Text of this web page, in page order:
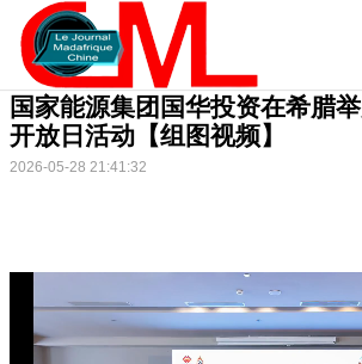
国家能源集团国华投资在希腊
开放日活动【组图视频】
2026-05-28 21:41:32